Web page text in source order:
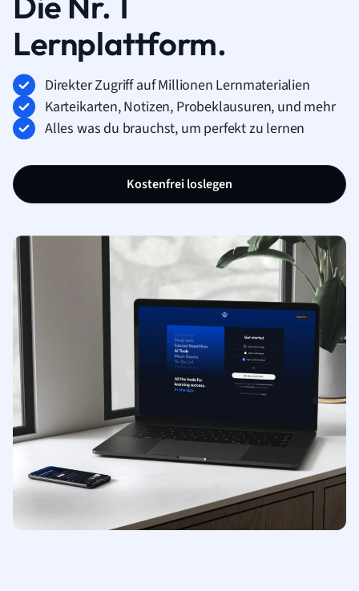
Lernplattform.
Direkter Zugriff auf Millionen Lernmaterialien
Karteikarten, Notizen, Probeklausuren, und mehr
Alles was du brauchst, um perfekt zu lernen
Kostenfrei loslegen